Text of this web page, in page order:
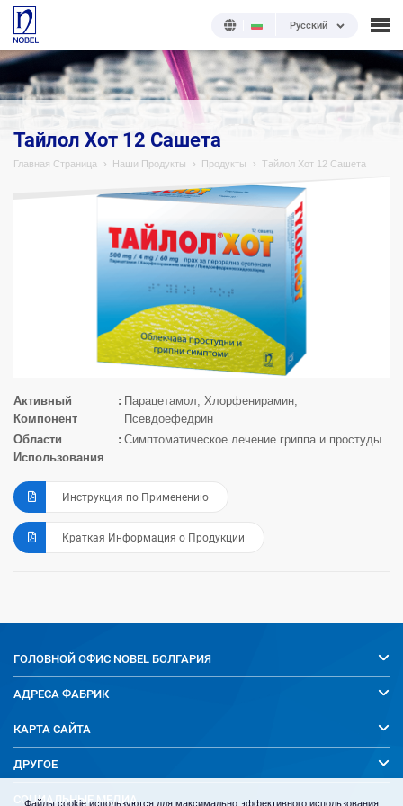
Русский
;
Тайлол Хот 12 Сашета
Главная Страница Наши Продукты Продукты Тайлол Хот 12 Сашета
Активный
Компонент
Парацетамол, Хлорфенирамин,
Псевдоефедрин
Области
Использования
Симптоматическое лечение гриппа и простуды
Инструкция по Применению
Краткая Информация о Продукции
ГОЛОВНОЙ ОФИС NOBEL БОЛГАРИЯ
АДРЕСА ФАБРИК
КАРТА САЙТА
ДРУГОЕ
СОЦИАЛЬНЫЕ МЕДИА
Файлы cookie используются для максимально эффективного использования